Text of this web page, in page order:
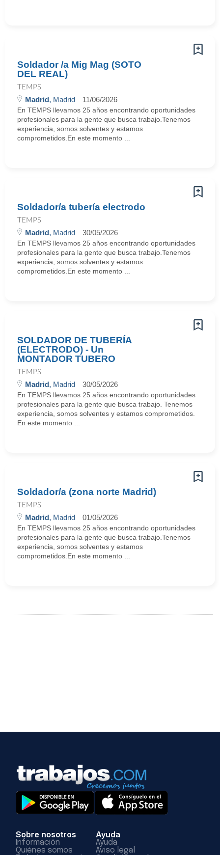
Soldador /a Mig Mag (SOTO
DEL REAL)
TEMPS
Madrid, Madrid 11/06/2026
En TEMPS llevamos 25 años encontrando oportunidades
profesionales para la gente que busca trabajo.Tenemos
experiencia, somos solventes y estamos
comprometidos.En este momento ...
Soldador/a tubería electrodo
TEMPS
Madrid, Madrid 30/05/2026
En TEMPS llevamos 25 años encontrando oportunidades
profesionales para la gente que busca trabajo.Tenemos
experiencia, somos solventes y estamos
comprometidos.En este momento ...
SOLDADOR DE TUBERÍA
(ELECTRODO) - Un
MONTADOR TUBERO
TEMPS
Madrid, Madrid 30/05/2026
En TEMPS llevamos 25 años encontrando oportunidades
profesionales para la gente que busca trabajo. Tenemos
experiencia, somos solventes y estamos comprometidos.
En este momento ...
Soldador/a (zona norte Madrid)
TEMPS
Madrid, Madrid 01/05/2026
En TEMPS llevamos 25 años encontrando oportunidades
profesionales para la gente que busca trabajo.Tenemos
experiencia, somos solventes y estamos
comprometidos.En este momento ...
Sobre nosotros
Información
Quiénes somos
Ayuda
Ayuda
Aviso legal